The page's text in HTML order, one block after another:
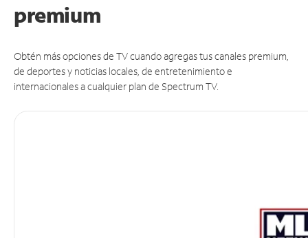
premium
Obtén más opciones de TV cuando agregas tus canales premium,
de deportes y noticias locales, de entretenimiento e
internacionales a cualquier plan de Spectrum TV.